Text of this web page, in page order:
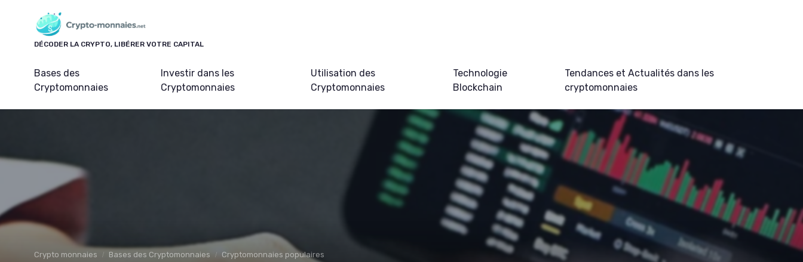
DÉCODER LA CRYPTO, LIBÉRER VOTRE CAPITAL
Bases des
Cryptomonnaies
Investir dans les
Cryptomonnaies
Utilisation des
Cryptomonnaies
Technologie
Blockchain
Tendances et Actualités dans les
cryptomonnaies
Crypto monnaies Bases des Cryptomonnaies Cryptomonnaies populaires